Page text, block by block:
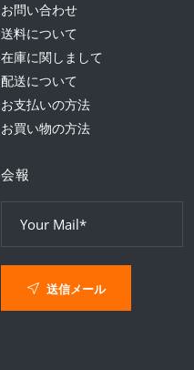
お問い合わせ
送料について
在庫に関しまして
配送について
お支払いの方法
お買い物の方法
会報
送信メール